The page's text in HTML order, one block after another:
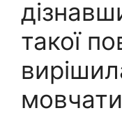
такої
мовчати